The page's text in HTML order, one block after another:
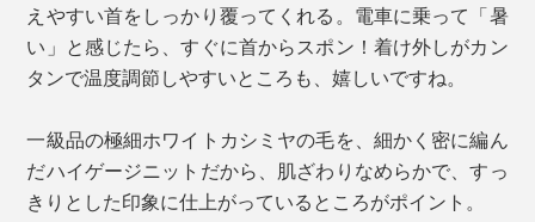
えやすい首をしっかり覆ってくれる。電車に乗って「暑
い」と感じたら、すぐに首からスポン！着け外しがカン
タンで温度調節しやすいところも、嬉しいですね。
一級品の極細ホワイトカシミヤの毛を、細かく密に編ん
だハイゲージニットだから、肌ざわりなめらかで、すっ
きりとした印象に仕上がっているところがポイント。